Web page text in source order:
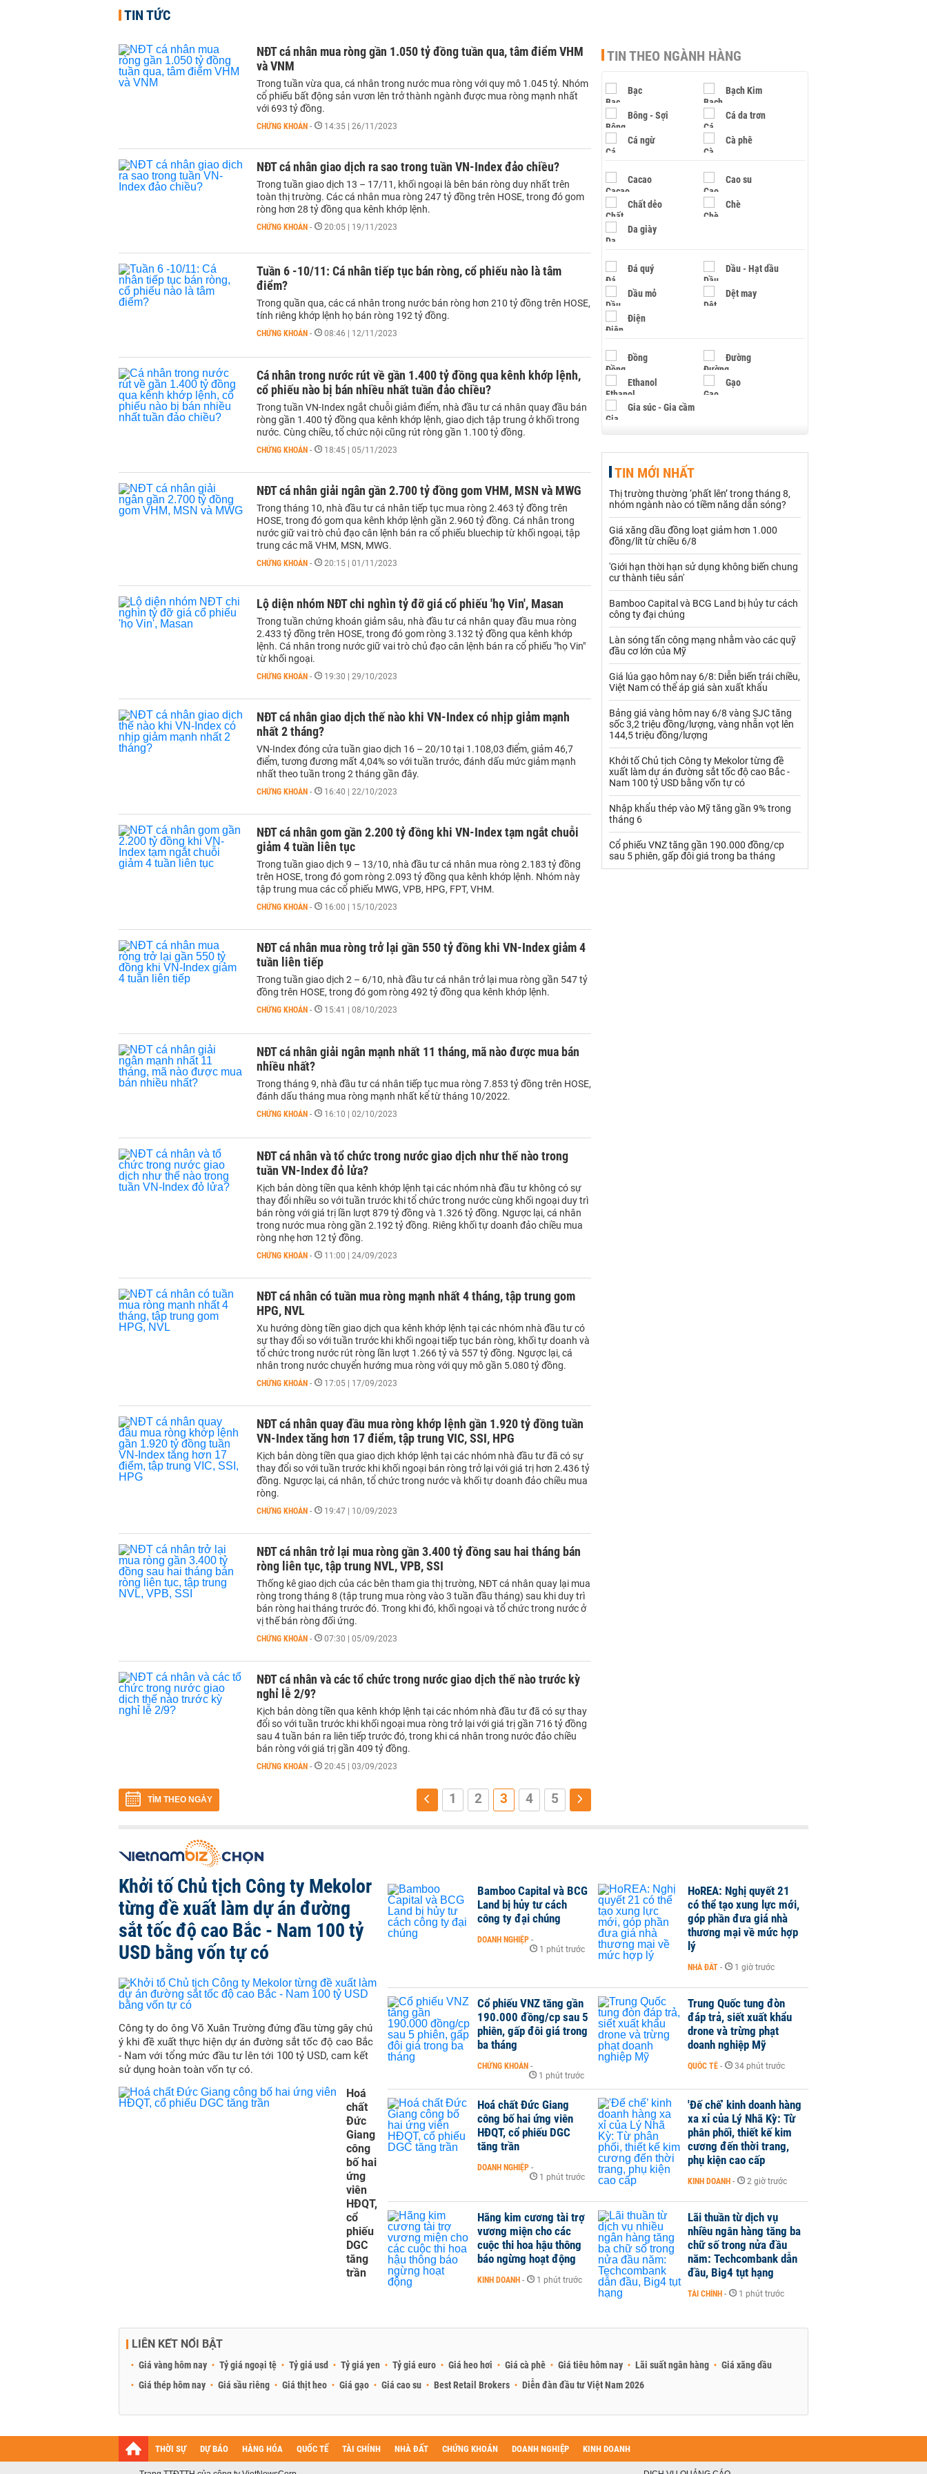
TIN TỨC
NĐT cá nhân mua ròng gần 1.050 tỷ đồng tuần qua, tâm điểm VHM
và VNM
Trong tuần vừa qua, cá nhân trong nước mua ròng với quy mô 1.045 tỷ. Nhóm
cổ phiếu bất động sản vươn lên trở thành ngành được mua ròng mạnh nhất
với 693 tỷ đồng.
CHỨNG KHOÁN - 14:35 | 26/11/2023
NĐT cá nhân giao dịch ra sao trong tuần VN-Index đảo chiều?
Trong tuần giao dịch 13 – 17/11, khối ngoại là bên bán ròng duy nhất trên
toàn thị trường. Các cá nhân mua ròng 247 tỷ đồng trên HOSE, trong đó gom
ròng hơn 28 tỷ đồng qua kênh khớp lệnh.
CHỨNG KHOÁN - 20:05 | 19/11/2023
Tuần 6 -10/11: Cá nhân tiếp tục bán ròng, cổ phiếu nào là tâm
điểm?
Trong quần qua, các cá nhân trong nước bán ròng hơn 210 tỷ đồng trên HOSE,
tính riêng khớp lệnh họ bán ròng 192 tỷ đồng.
CHỨNG KHOÁN - 08:46 | 12/11/2023
Cá nhân trong nước rút về gần 1.400 tỷ đồng qua kênh khớp lệnh,
cổ phiếu nào bị bán nhiều nhất tuần đảo chiều?
Trong tuần VN-Index ngắt chuỗi giảm điểm, nhà đầu tư cá nhân quay đầu bán
ròng gần 1.400 tỷ đồng qua kênh khớp lệnh, giao dịch tập trung ở khối trong
nước. Cùng chiều, tổ chức nội cũng rút ròng gần 1.100 tỷ đồng.
CHỨNG KHOÁN - 18:45 | 05/11/2023
NĐT cá nhân giải ngân gần 2.700 tỷ đồng gom VHM, MSN và MWG
Trong tháng 10, nhà đầu tư cá nhân tiếp tục mua ròng 2.463 tỷ đồng trên
HOSE, trong đó gom qua kênh khớp lệnh gần 2.960 tỷ đồng. Cá nhân trong
nước giữ vai trò chủ đạo cân lệnh bán ra cổ phiếu bluechip từ khối ngoại, tập
trung các mã VHM, MSN, MWG.
CHỨNG KHOÁN - 20:15 | 01/11/2023
Lộ diện nhóm NĐT chi nghìn tỷ đỡ giá cổ phiếu 'họ Vin', Masan
Trong tuần chứng khoán giảm sâu, nhà đầu tư cá nhân quay đầu mua ròng
2.433 tỷ đồng trên HOSE, trong đó gom ròng 3.132 tỷ đồng qua kênh khớp
lệnh. Cá nhân trong nước giữ vai trò chủ đạo cân lệnh bán ra cổ phiếu "họ Vin"
từ khối ngoại.
CHỨNG KHOÁN - 19:30 | 29/10/2023
NĐT cá nhân giao dịch thế nào khi VN-Index có nhịp giảm mạnh
nhất 2 tháng?
VN-Index đóng cửa tuần giao dịch 16 – 20/10 tại 1.108,03 điểm, giảm 46,7
điểm, tương đương mất 4,04% so với tuần trước, đánh dấu mức giảm mạnh
nhất theo tuần trong 2 tháng gần đây.
CHỨNG KHOÁN - 16:40 | 22/10/2023
NĐT cá nhân gom gần 2.200 tỷ đồng khi VN-Index tạm ngắt chuỗi
giảm 4 tuần liên tục
Trong tuần giao dịch 9 – 13/10, nhà đầu tư cá nhân mua ròng 2.183 tỷ đồng
trên HOSE, trong đó gom ròng 2.093 tỷ đồng qua kênh khớp lệnh. Nhóm này
tập trung mua các cổ phiếu MWG, VPB, HPG, FPT, VHM.
CHỨNG KHOÁN - 16:00 | 15/10/2023
NĐT cá nhân mua ròng trở lại gần 550 tỷ đồng khi VN-Index giảm 4
tuần liên tiếp
Trong tuần giao dịch 2 – 6/10, nhà đầu tư cá nhân trở lại mua ròng gần 547 tỷ
đồng trên HOSE, trong đó gom ròng 492 tỷ đồng qua kênh khớp lệnh.
CHỨNG KHOÁN - 15:41 | 08/10/2023
NĐT cá nhân giải ngân mạnh nhất 11 tháng, mã nào được mua bán
nhiều nhất?
Trong tháng 9, nhà đầu tư cá nhân tiếp tục mua ròng 7.853 tỷ đồng trên HOSE,
đánh dấu tháng mua ròng mạnh nhất kể từ tháng 10/2022.
CHỨNG KHOÁN - 16:10 | 02/10/2023
NĐT cá nhân và tổ chức trong nước giao dịch như thế nào trong
tuần VN-Index đỏ lửa?
Kịch bản dòng tiền qua kênh khớp lệnh tại các nhóm nhà đầu tư không có sự
thay đổi nhiều so với tuần trước khi tổ chức trong nước cùng khối ngoại duy trì
bán ròng với giá trị lần lượt 879 tỷ đồng và 1.326 tỷ đồng. Ngược lại, cá nhân
trong nước mua ròng gần 2.192 tỷ đồng. Riêng khối tự doanh đảo chiều mua
ròng nhẹ hơn 12 tỷ đồng.
CHỨNG KHOÁN - 11:00 | 24/09/2023
NĐT cá nhân có tuần mua ròng mạnh nhất 4 tháng, tập trung gom
HPG, NVL
Xu hướng dòng tiền giao dịch qua kênh khớp lệnh tại các nhóm nhà đầu tư có
sự thay đổi so với tuần trước khi khối ngoại tiếp tục bán ròng, khối tự doanh và
tổ chức trong nước rút ròng lần lượt 1.266 tỷ và 557 tỷ đồng. Ngược lại, cá
nhân trong nước chuyển hướng mua ròng với quy mô gần 5.080 tỷ đồng.
CHỨNG KHOÁN - 17:05 | 17/09/2023
NĐT cá nhân quay đầu mua ròng khớp lệnh gần 1.920 tỷ đồng tuần
VN-Index tăng hơn 17 điểm, tập trung VIC, SSI, HPG
Kịch bản dòng tiền qua giao dịch khớp lệnh tại các nhóm nhà đầu tư đã có sự
thay đổi so với tuần trước khi khối ngoại bán ròng trở lại với giá trị hơn 2.436 tỷ
đồng. Ngược lại, cá nhân, tổ chức trong nước và khối tự doanh đảo chiều mua
ròng.
CHỨNG KHOÁN - 19:47 | 10/09/2023
NĐT cá nhân trở lại mua ròng gần 3.400 tỷ đồng sau hai tháng bán
ròng liên tục, tập trung NVL, VPB, SSI
Thống kê giao dịch của các bên tham gia thị trường, NĐT cá nhân quay lại mua
ròng trong tháng 8 (tập trung mua ròng vào 3 tuần đầu tháng) sau khi duy trì
bán ròng hai tháng trước đó. Trong khi đó, khối ngoại và tổ chức trong nước ở
vị thế bán ròng đối ứng.
CHỨNG KHOÁN - 07:30 | 05/09/2023
NĐT cá nhân và các tổ chức trong nước giao dịch thế nào trước kỳ
nghỉ lễ 2/9?
Kịch bản dòng tiền qua kênh khớp lệnh tại các nhóm nhà đầu tư đã có sự thay
đổi so với tuần trước khi khối ngoại mua ròng trở lại với giá trị gần 716 tỷ đồng
sau 4 tuần bán ra liên tiếp trước đó, trong khi cá nhân trong nước đảo chiều
bán ròng với giá trị gần 409 tỷ đồng.
CHỨNG KHOÁN - 20:45 | 03/09/2023
TÌM THEO NGÀY 1 2 3 4 5
TIN THEO NGÀNH HÀNG
Bạc Bạch Kim
Bông - Sợi Cá da trơn
Cá ngừ Cà phê
Cacao Cao su
Chất dẻo Chè
Da giày
Đá quý Dầu - Hạt dầu
Dầu mỏ Dệt may
Điện
Đồng Đường
Ethanol Gạo
Gia súc - Gia cầm
Hạt điều
Khí đốt
Kim loại khác Mắc ca
Muối Ngũ cốc
Palladium Phân bón
Rau - Củ -Quả
Sữa
Than Thức ăn chăn nuôi
Thủy hải sản khác
Vàng
VLXD khác Xăng dầu
Xi măng - Clynker
TIN MỚI NHẤT
Thị trường thường ‘phất lên’ trong tháng 8,
nhóm ngành nào có tiềm năng dẫn sóng?
Giá xăng dầu đồng loạt giảm hơn 1.000
đồng/lít từ chiều 6/8
'Giới hạn thời hạn sử dụng không biến chung
cư thành tiêu sản'
Bamboo Capital và BCG Land bị hủy tư cách
công ty đại chúng
Làn sóng tấn công mạng nhằm vào các quỹ
đầu cơ lớn của Mỹ
Giá lúa gạo hôm nay 6/8: Diễn biến trái chiều,
Việt Nam có thể áp giá sàn xuất khẩu
Bảng giá vàng hôm nay 6/8 vàng SJC tăng
sốc 3,2 triệu đồng/lượng, vàng nhẫn vọt lên
144,5 triệu đồng/lượng
Khởi tố Chủ tịch Công ty Mekolor từng đề
xuất làm dự án đường sắt tốc độ cao Bắc -
Nam 100 tỷ USD bằng vốn tự có
Nhập khẩu thép vào Mỹ tăng gần 9% trong
tháng 6
Cổ phiếu VNZ tăng gần 190.000 đồng/cp
sau 5 phiên, gấp đôi giá trong ba tháng
Khởi tố Chủ tịch Công ty Mekolor
từng đề xuất làm dự án đường
sắt tốc độ cao Bắc - Nam 100 tỷ
USD bằng vốn tự có
Công ty do ông Võ Xuân Trường đứng đầu từng gây chú
ý khi đề xuất thực hiện dự án đường sắt tốc độ cao Bắc
- Nam với tổng mức đầu tư lên tới 100 tỷ USD, cam kết
sử dụng hoàn toàn vốn tự có.
Hoá
chất
Đức
Giang
công
bố hai
ứng
viên
HĐQT,
cổ
phiếu
DGC
tăng
trần
Bamboo Capital và BCG
Land bị hủy tư cách
công ty đại chúng
DOANH NGHIỆP -
1 phút trước
HoREA: Nghị quyết 21
có thể tạo xung lực mới,
góp phần đưa giá nhà
thương mại về mức hợp
lý
NHÀ ĐẤT - 1 giờ trước
Cổ phiếu VNZ tăng gần
190.000 đồng/cp sau 5
phiên, gấp đôi giá trong
ba tháng
CHỨNG KHOÁN -
1 phút trước
Trung Quốc tung đòn
đáp trả, siết xuất khẩu
drone và trừng phạt
doanh nghiệp Mỹ
QUỐC TẾ - 34 phút trước
Hoá chất Đức Giang
công bố hai ứng viên
HĐQT, cổ phiếu DGC
tăng trần
DOANH NGHIỆP -
1 phút trước
'Đế chế’ kinh doanh hàng
xa xỉ của Lý Nhã Kỳ: Từ
phân phối, thiết kế kim
cương đến thời trang,
phụ kiện cao cấp
KINH DOANH - 2 giờ trước
Hãng kim cương tài trợ
vương miện cho các
cuộc thi hoa hậu thông
báo ngừng hoạt động
KINH DOANH - 1 phút trước
Lãi thuần từ dịch vụ
nhiều ngân hàng tăng ba
chữ số trong nửa đầu
năm: Techcombank dẫn
đầu, Big4 tụt hạng
TÀI CHÍNH - 1 phút trước
LIÊN KẾT NỔI BẬT
Giá vàng hôm nay Tỷ giá ngoại tệ Tỷ giá usd Tỷ giá yen Tỷ giá euro Giá heo hơi Giá cà phê Giá tiêu hôm nay Lãi suất ngân hàng
Giá xăng dầu
Giá thép hôm nay
Giá sầu riêng Giá thịt heo Giá gạo Giá cao su Best Retail Brokers Diễn đàn đầu tư Việt Nam 2026
THỜI SỰ DỰ BÁO HÀNG HÓA QUỐC TẾ TÀI CHÍNH NHÀ ĐẤT CHỨNG KHOÁN DOANH NGHIỆP KINH DOANH